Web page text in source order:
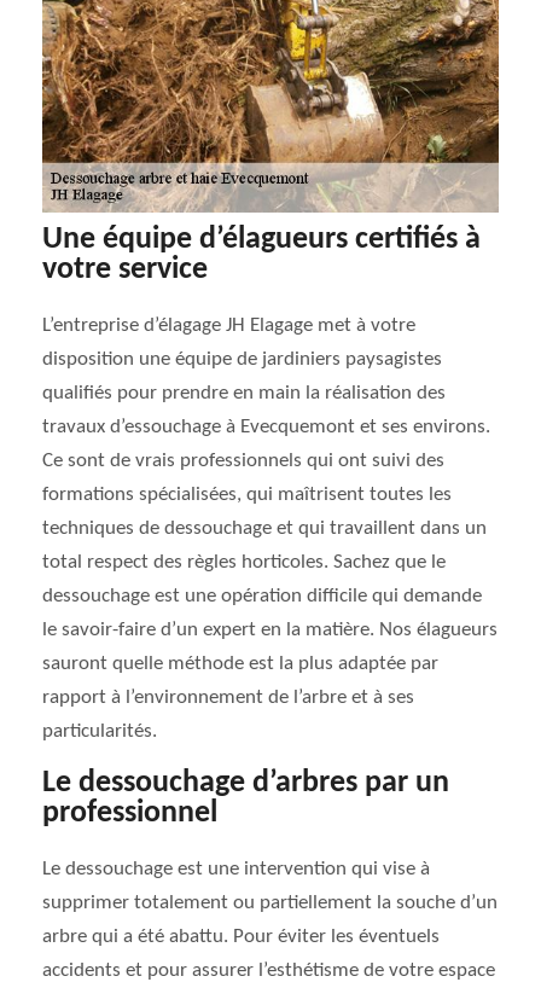
Une équipe d’élagueurs certifiés à
votre service
L’entreprise d’élagage JH Elagage met à votre
disposition une équipe de jardiniers paysagistes
qualifiés pour prendre en main la réalisation des
travaux d’essouchage à Evecquemont et ses environs.
Ce sont de vrais professionnels qui ont suivi des
formations spécialisées, qui maîtrisent toutes les
techniques de dessouchage et qui travaillent dans un
total respect des règles horticoles. Sachez que le
dessouchage est une opération difficile qui demande
le savoir-faire d’un expert en la matière. Nos élagueurs
sauront quelle méthode est la plus adaptée par
rapport à l’environnement de l’arbre et à ses
particularités.
Le dessouchage d’arbres par un
professionnel
Le dessouchage est une intervention qui vise à
supprimer totalement ou partiellement la souche d’un
arbre qui a été abattu. Pour éviter les éventuels
accidents et pour assurer l’esthétisme de votre espace